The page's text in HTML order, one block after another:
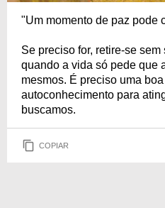
"Um momento de paz pode
Se preciso for, retire-se
quando a vida só pede que
mesmos. É preciso uma
autoconhecimento para
buscamos.
COPIAR